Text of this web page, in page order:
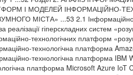
І МОДЕЛЕЙ ІНФОРМАЦІЙНО-
МІСТА» ...53 2.1
реалізації гіперскладних систем
технологічних платформ
технологічна платформа
технологічна платформа IBM
платформа Microsoft Azure IoT